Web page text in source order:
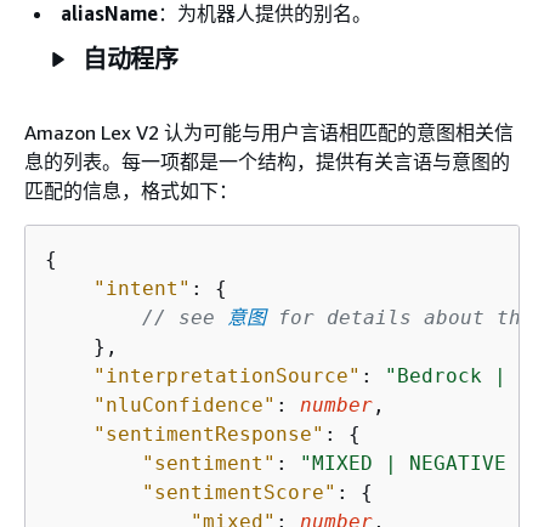
aliasName：为机器人提供的别名。
自动程序
Amazon Lex V2 认为可能与用户言语相匹配的意图相关信
息的列表。每一项都是一个结构，提供有关言语与意图的
匹配的信息，格式如下：
{
"intent" : {
// see 意图 for details about the
    },
"interpretationSource" :
"Bedrock |
"nluConfidence" : number ,
"sentimentResponse" : {
"sentiment" :
"MIXED | NEGATIVE |
"sentimentScore" : {
"mixed" : number ,